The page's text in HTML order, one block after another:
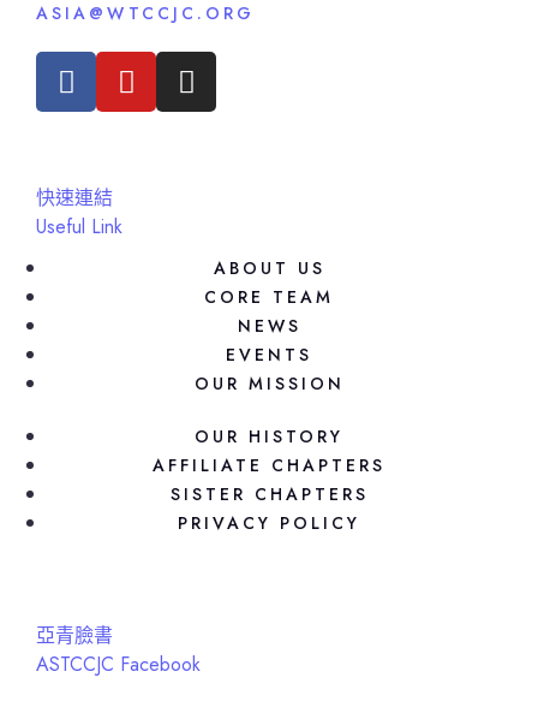
ASIA@WTCCJC.ORG
快速連結
Useful Link
ABOUT US
CORE TEAM
NEWS
EVENTS
OUR MISSION
OUR HISTORY
AFFILIATE CHAPTERS
SISTER CHAPTERS
PRIVACY POLICY
亞青臉書
ASTCCJC Facebook